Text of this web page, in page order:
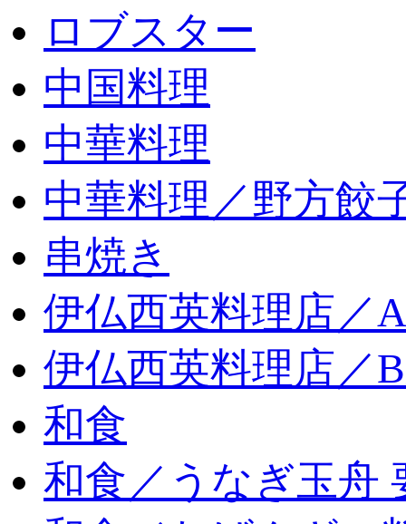
ロブスター
中国料理
中華料理
中華料理／野方餃
串焼き
伊仏西英料理店／
伊仏西英料理店／
和食
和食／うなぎ玉舟